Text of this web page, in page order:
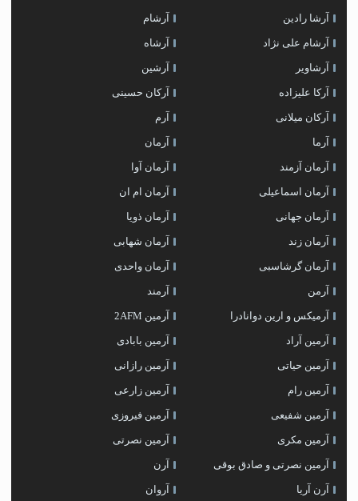
آرشا رادین آرشام
آرشام علی نژاد آرشاه
آرشاویر آرشین
آرکا علیزاده آرکان حسینی
آرکان میلانی آرم
آرما آرمان
آرمان آزمند آرمان آوا
آرمان اسماعیلی آرمان ام ان
آرمان جهانی آرمان ذویا
آرمان زند آرمان شهابی
آرمان گرشاسبی آرمان واحدی
آرمن آرمند
آرمیکس و ارین دوانادرا آرمین 2AFM
آرمین آراد آرمین بابادی
آرمین حیاتی آرمین رازانی
آرمین رام آرمین زارعی
آرمین شفیعی آرمین فیروزی
آرمین مکری آرمین نصرتی
آرمین نصرتی و صادق بوقی آرن
آرن آریا آروان